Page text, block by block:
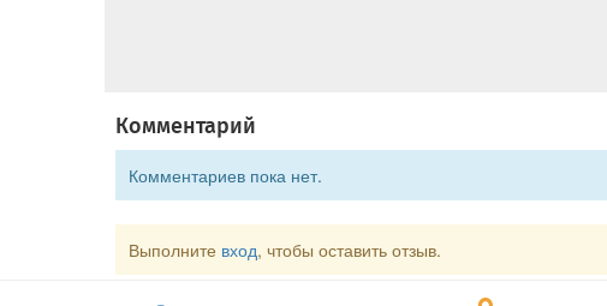
Комментарий
Комментариев пока нет.
Выполните вход, чтобы оставить отзыв.